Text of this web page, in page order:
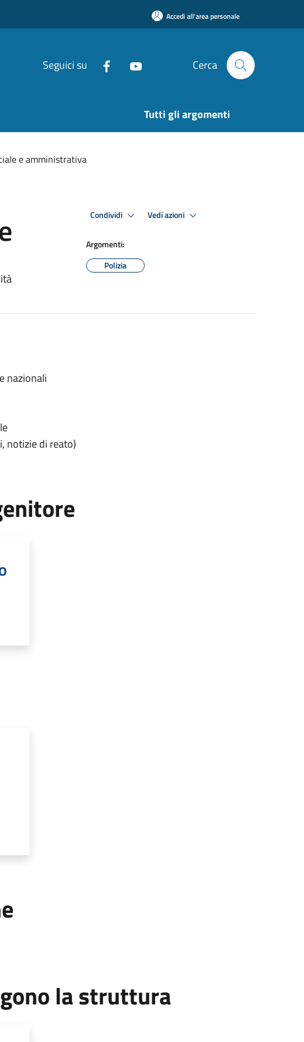
Accedi all'area personale
Seguici su Cerca
Tutti gli argomenti
e amministrativa
Condividi Vedi azioni
Argomenti:
Polizia
nazionali
notizie di reato)
la struttura